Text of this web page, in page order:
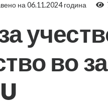
на06.11.2024 година
во